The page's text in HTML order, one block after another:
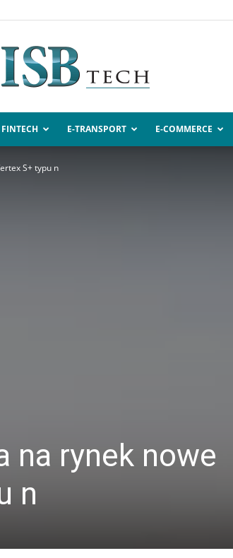
ISBtech.pl
FINTECH E-TRANSPORT E-COMMERCE
S+ typu n
na rynek nowe
n